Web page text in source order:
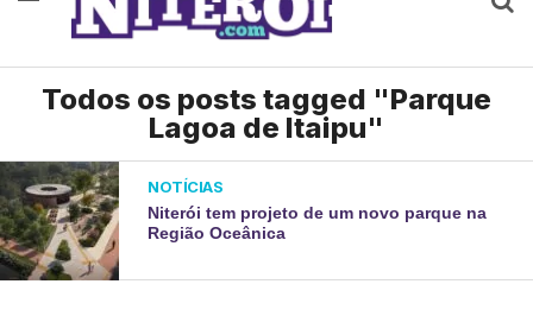
Todos os posts tagged "Parque
Lagoa de Itaipu"
NOTÍCIAS
Niterói tem projeto de um novo parque na
Região Oceânica